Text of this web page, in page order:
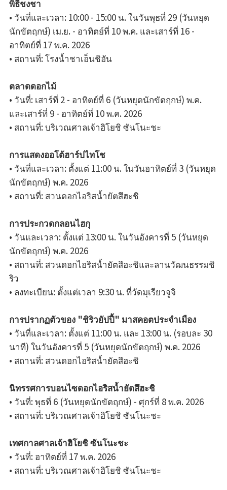
พิธีชงชา
• วันที่และเวลา: 10:00 - 15:00 น. ในวันพุธที่ 29 (วันหยุด
นักขัตฤกษ์) เม.ย. - อาทิตย์ที่ 10 พ.ค. และเสาร์ที่ 16 -
อาทิตย์ที่ 17 พ.ค. 2026
• สถานที่: โรงน้ำชาเอ็นชิอัน
ตลาดดอกไม้
• วันที่: เสาร์ที่ 2 - อาทิตย์ที่ 6 (วันหยุดนักขัตฤกษ์) พ.ค.
และเสาร์ที่ 9 - อาทิตย์ที่ 10 พ.ค. 2026
• สถานที่: บริเวณศาลเจ้าฮิโยชิ ซันโนะชะ
การแสดงออโต้ฮาร์ปไทโช
• วันที่และเวลา: ตั้งแต่ 11:00 น. ในวันอาทิตย์ที่ 3 (วันหยุด
นักขัตฤกษ์) พ.ค. 2026
• สถานที่: สวนดอกไอริสน้ำยัตสึฮะชิ
การประกวดกลอนไฮกุ
• วันและเวลา: ตั้งแต่ 13:00 น. ในวันอังคารที่ 5 (วันหยุด
นักขัตฤกษ์) พ.ค. 2026
• สถานที่: สวนดอกไอริสน้ำยัตสึฮะชิและลานวัฒนธรรมชิ
ริว
• ลงทะเบียน: ตั้งแต่เวลา 9:30 น. ที่วัดมุเรียวจูจิ
การปรากฏตัวของ "ชิริวยัปปี้" มาสคอตประจำเมือง
• วันที่และเวลา: ตั้งแต่ 11:00 น. และ 13:00 น. (รอบละ 30
นาที) ในวันอังคารที่ 5 (วันหยุดนักขัตฤกษ์) พ.ค. 2026
• สถานที่: สวนดอกไอริสน้ำยัตสึฮะชิ
นิทรรศการบอนไซดอกไอริสน้ำยัตสึฮะชิ
• วันที่: พุธที่ 6 (วันหยุดนักขัตฤกษ์) - ศุกร์ที่ 8 พ.ค. 2026
• สถานที่: บริเวณศาลเจ้าฮิโยชิ ซันโนะชะ
เทศกาลศาลเจ้าฮิโยชิ ซันโนะชะ
• วันที่: อาทิตย์ที่ 17 พ.ค. 2026
• สถานที่: บริเวณศาลเจ้าฮิโยชิ ซันโนะชะ